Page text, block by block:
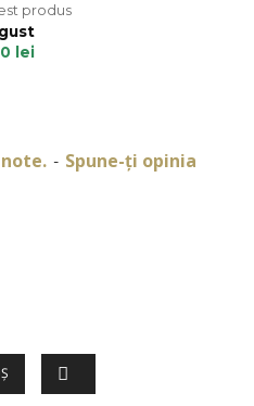
- Spune-ţi opinia
produs
lei